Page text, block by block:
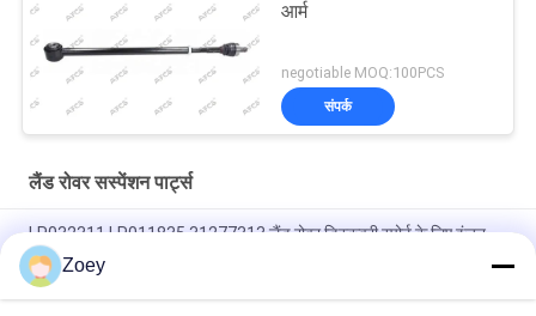
आर्म
negotiable MOQ:100PCS
संपर्क
लैंड रोवर सस्पेंशन पार्ट्स
LR032311 LR011835 31277313 लैंड रोवर डिस्कवरी स्पोर्ट के लिए इंजन
माउंट
OEM LR092039 IAF500021 TRANSMISSION MOUNT FOR LAND
Zoey